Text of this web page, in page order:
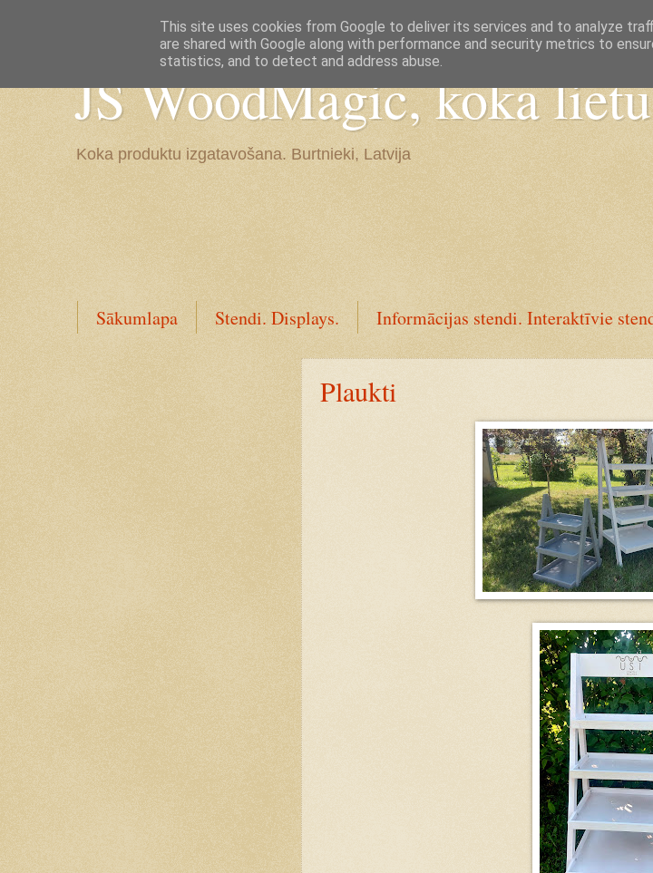
JS WoodMagic, koka
Koka produktu izgatavošana. Burtnieki, Latvija
Sākumlapa Stendi. Displays. Informācijas stendi. Interaktīvie
Plaukti
This site uses cookies from Google to deliver its services and to analyze
are shared with Google along with performance and security metrics to
statistics, and to detect and address abuse.